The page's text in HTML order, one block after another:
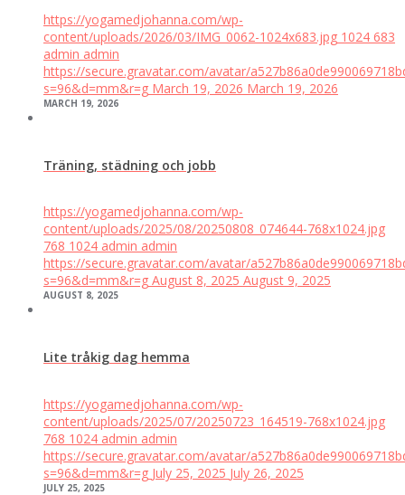
https://yogamedjohanna.com/wp-
content/uploads/2026/03/IMG_0062-1024x683.jpg 1024 683
admin admin
https://secure.gravatar.com/avatar/
s=96&d=mm&r=g March 19, 2026 March 19, 2026
MARCH 19, 2026
Träning, städning och jobb
https://yogamedjohanna.com/wp-
content/uploads/2025/08/20250808_074644-768x1024.jpg
768 1024 admin admin
https://secure.gravatar.com/avatar/
s=96&d=mm&r=g August 8, 2025 August 9, 2025
AUGUST 8, 2025
Lite tråkig dag hemma
https://yogamedjohanna.com/wp-
content/uploads/2025/07/20250723_164519-768x1024.jpg
768 1024 admin admin
https://secure.gravatar.com/avatar/
s=96&d=mm&r=g July 25, 2025 July 26, 2025
JULY 25, 2025